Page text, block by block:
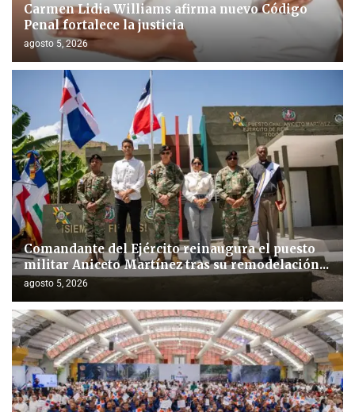
Carmen Lidia Williams afirma nuevo Código
Penal fortalece la justicia
agosto 5, 2026
Comandante del Ejército reinaugura el puesto
militar Aniceto Martínez tras su remodelación...
agosto 5, 2026